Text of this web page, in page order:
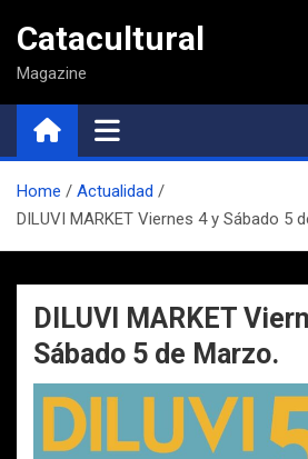
contenido
Catacultural
Magazine
Home
Actualidad
DILUVI MARKET Viernes 4 y Sábado 5
DILUVI MARKET
Sábado 5 de Marzo.